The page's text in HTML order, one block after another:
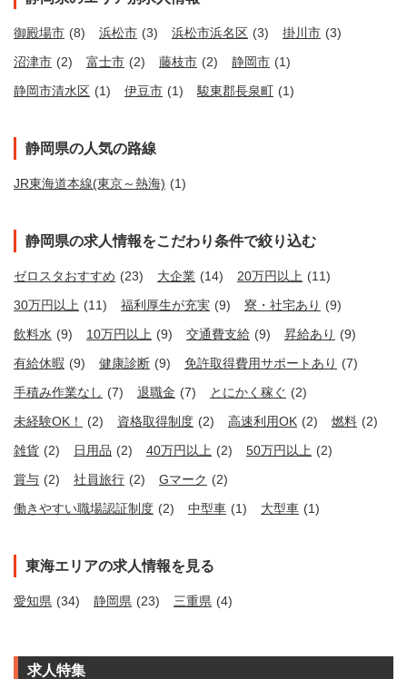
御殿場市 (8) 浜松市 (3) 浜松市浜名区 (3) 掛川市 (3)
沼津市 (2) 富士市 (2) 藤枝市 (2) 静岡市 (1)
静岡市清水区 (1) 伊豆市 (1) 駿東郡長泉町 (1)
静岡県の人気の路線
JR東海道本線(東京～熱海) (1)
静岡県の求人情報をこだわり条件で絞り込む
ゼロスタおすすめ (23) 大企業 (14) 20万円以上 (11)
30万円以上 (11) 福利厚生が充実 (9) 寮・社宅あり (9)
飲料水 (9) 10万円以上 (9) 交通費支給 (9) 昇給あり (9)
有給休暇 (9) 健康診断 (9) 免許取得費用サポートあり (7)
手積み作業なし (7) 退職金 (7) とにかく稼ぐ (2)
未経験OK！
(2) 資格取得制度 (2) 高速利用OK (2) 燃料 (2)
雑貨 (2) 日用品 (2) 40万円以上 (2) 50万円以上 (2)
賞与 (2) 社員旅行 (2) Gマーク (2)
働きやすい職場認証制度 (2) 中型車 (1) 大型車 (1)
東海エリアの求人情報を見る
愛知県 (34) 静岡県 (23) 三重県 (4)
求人特集